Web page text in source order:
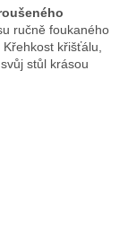
ručně foukaného
křišťálu,
stůl krásou